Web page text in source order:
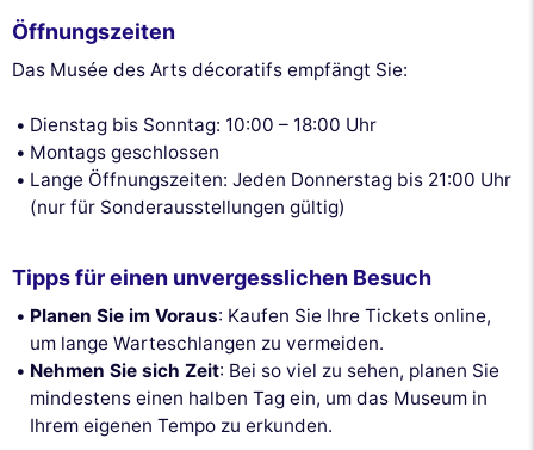
Öffnungszeiten
Das Musée des Arts décoratifs empfängt Sie:
Dienstag bis Sonntag: 10:00 – 18:00 Uhr
Montags geschlossen
Lange Öffnungszeiten: Jeden Donnerstag bis 21:00 Uhr
(nur für Sonderausstellungen gültig)
Tipps für einen unvergesslichen Besuch
Planen Sie im Voraus: Kaufen Sie Ihre Tickets online,
um lange Warteschlangen zu vermeiden.
Nehmen Sie sich Zeit: Bei so viel zu sehen, planen Sie
mindestens einen halben Tag ein, um das Museum in
Ihrem eigenen Tempo zu erkunden.